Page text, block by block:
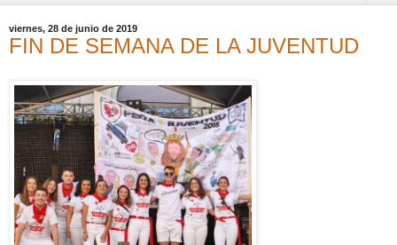
viernes, 28 de junio de 2019
FIN DE SEMANA DE LA JUVENTUD